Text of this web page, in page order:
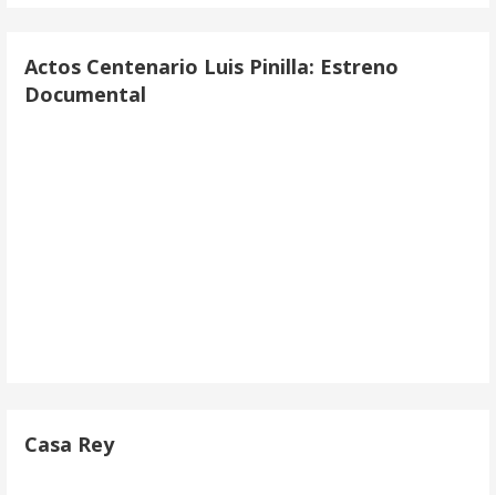
Actos Centenario Luis Pinilla: Estreno
Documental
Casa Rey